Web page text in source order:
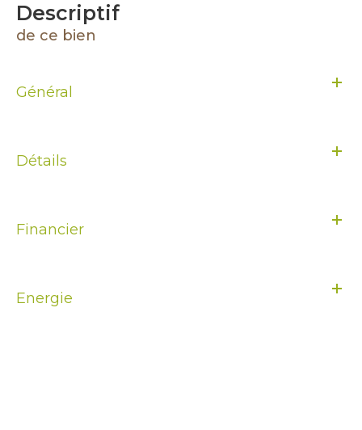
descriptif
de ce bien
Général
Détails
Financier
Energie